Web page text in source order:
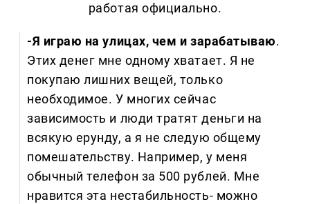
работая официально.
-Я играю на улицах, чем и зарабатываю.
Этих денег мне одному хватает. Я не
покупаю лишних вещей, только
необходимое. У многих сейчас
зависимость и люди тратят деньги на
всякую ерунду, а я не следую общему
помешательству. Например, у меня
обычный телефон за 500 рублей. Мне
нравится эта нестабильность- можно